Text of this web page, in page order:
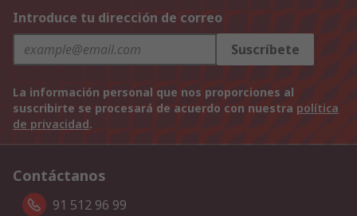
Introduce tu dirección de correo
Suscríbete
La información personal que nos proporciones al
suscribirte se procesará de acuerdo con nuestra política
de privacidad.
Contáctanos
91 512 96 99